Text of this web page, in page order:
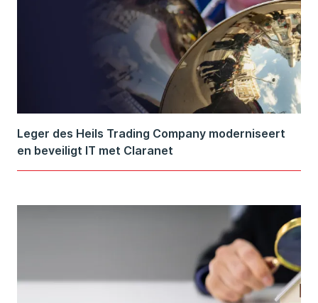
Leger des Heils Trading Company moderniseert
en beveiligt IT met Claranet